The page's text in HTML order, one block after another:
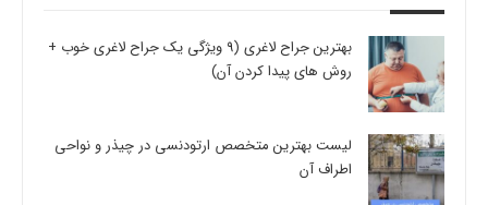
بهترین جراح لاغری (9 ویژگی یک جراح لاغری خوب +
روش های پیدا کردن آن)
لیست بهترین متخصص ارتودنسی در چیذر و نواحی
اطراف آن